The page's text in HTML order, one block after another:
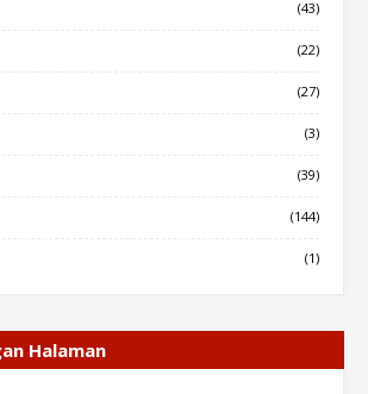
(43)
(22)
(27)
(3)
(39)
(144)
(1)
Halaman